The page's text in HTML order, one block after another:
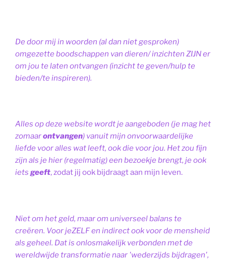
De door mij in woorden (al dan niet gesproken)
omgezette boodschappen van dieren/ inzichten ZIJN er
om jou te laten ontvangen (inzicht te geven/hulp te
bieden/te inspireren).
Alles op deze website wordt je aangeboden (je mag het
zomaarontvangen) vanuit mijn onvoorwaardelijke
liefde voor alles wat leeft, ook die voor jou. Het zou fijn
zijn als je hier (regelmatig) een bezoekje brengt, je ook
iets geeft, zodat jij ook bijdraagt aan mijn leven.
Niet om het geld, maar om universeel balans te
creëren. Voor jeZELF en indirect ook voor de mensheid
als geheel. Dat is onlosmakelijk verbonden met de
wereldwijde transformatie naar 'wederzijds bijdragen',